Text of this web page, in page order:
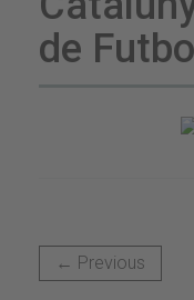
de
← Previous